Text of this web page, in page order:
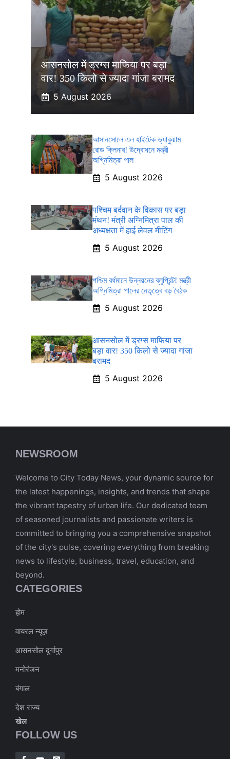
आसनसोल में ड्रग्स माफिया पर बड़ा
वार! 350 किलो से ज्यादा गांजा बरामद
5 August 2026
আসানসোলে এল হাইটেক ভ্যাকুয়াম
রোড ক্লিনার! উদ্বোধনে মন্ত্রী
অগ্নিমিত্রা পাল
5 August 2026
पश्चिम बर्दवान के विकास पर बड़ा
मंथन! मंत्री अग्निमित्रा पाल की
अध्यक्षता में हाई लेवल मीटिंग
5 August 2026
পশ্চিম বর্ধমানে উন্নয়নের ব্লুপ্রিন্ট! মন্ত্রী
অগ্নিমিত্রা পালের নেতৃত্বে বড় বৈঠক
5 August 2026
आसनसोल में ड्रग्स माफिया पर
बड़ा वार! 350 किलो से ज्यादा गांजा
बरामद
5 August 2026
NEWSROOM
Welcome to City Today News, your dynamic source for
the latest happenings, insights, and trends that shape
the vibrant tapestry of urban life. Our dedicated team
of seasoned journalists and passionate writers is
committed to bringing you a comprehensive snapshot
of the city's pulse, covering everything from breaking
news to lifestyle, business, travel, education, and
beyond.
CATEGORIES
होम
वायरल न्यूज़
आसनसोल दुर्गापुर
मनोरंजन
बंगाल
देश राज्य
खेल
FOLLOW US